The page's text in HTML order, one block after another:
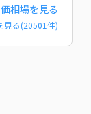
相場を見る
見る(20501件)